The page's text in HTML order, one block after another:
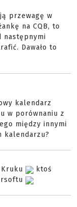
przewagę w
na CQB, to
następnymi
Dawało to
kalendarz
w porównaniu z
między innymi
kalendarzu?
ktoś